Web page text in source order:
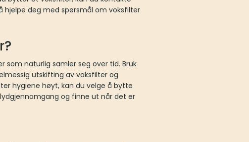
hjelpe deg med spørsmål om voksfilter
som naturlig samler seg over tid. Bruk
utskifting av voksfilter og
hygiene høyt, kan du velge å bytte
og finne ut når det er